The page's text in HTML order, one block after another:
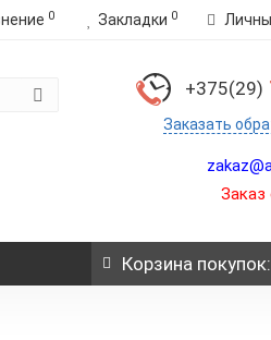
0 Закладки 0
+375(29)
Заказать
Заказ
Корзинапокупок